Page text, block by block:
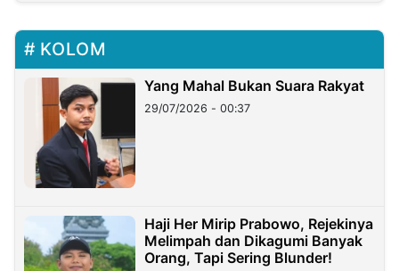
KOLOM
Yang Mahal Bukan Suara Rakyat
29/07/2026 - 00:37
Haji Her Mirip Prabowo, Rejekinya
Melimpah dan Dikagumi Banyak
Orang, Tapi Sering Blunder!